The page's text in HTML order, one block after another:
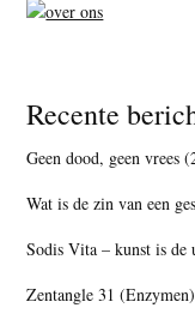
Recente
Geen dood, geen vrees
Wat is de zin van een
Sodis Vita – kunst is
Zentangle 31 (Enzymen)